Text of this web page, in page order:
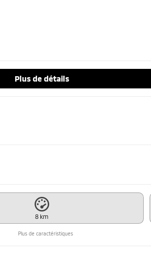
Plus de détails
8 km
Plus de caractéristiques